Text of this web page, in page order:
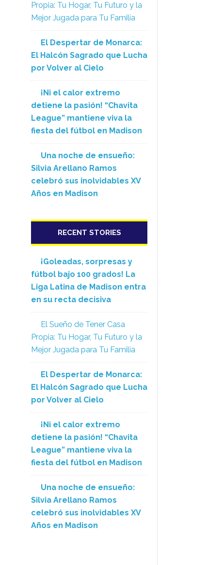
Propia: Tu Hogar, Tu Futuro y la
Mejor Jugada para Tu Familia
El Despertar de Monarca:
El Halcón Sagrado que Lucha
por Volver al Cielo
¡Ni el calor extremo
detiene la pasión! “Chavita
League” mantiene viva la
fiesta del fútbol en Madison
Una noche de ensueño:
Silvia Arellano Ramos
celebró sus inolvidables XV
Años en Madison
RECENT STORIES
¡Goleadas, sorpresas y
fútbol bajo 100 grados! La
Liga Latina de Madison entra
en su recta decisiva
El Sueño de Tener Casa
Propia: Tu Hogar, Tu Futuro y la
Mejor Jugada para Tu Familia
El Despertar de Monarca:
El Halcón Sagrado que Lucha
por Volver al Cielo
¡Ni el calor extremo
detiene la pasión! “Chavita
League” mantiene viva la
fiesta del fútbol en Madison
Una noche de ensueño:
Silvia Arellano Ramos
celebró sus inolvidables XV
Años en Madison